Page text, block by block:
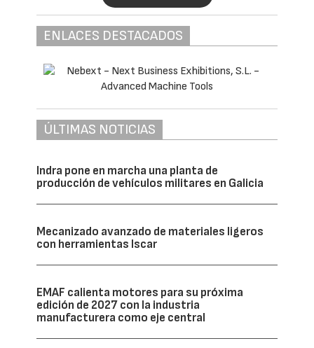
ENLACES DESTACADOS
ÚLTIMAS NOTICIAS
Indra pone en marcha una planta de
producción de vehículos militares en Galicia
Mecanizado avanzado de materiales ligeros
con herramientas Iscar
EMAF calienta motores para su próxima
edición de 2027 con la industria
manufacturera como eje central